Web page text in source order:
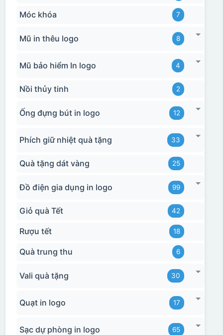
Móc khóa 7
Mũ in thêu logo 8
Mũ bảo hiểm In logo 4
Nồi thủy tinh 2
Ống đựng bút in logo 12
Phích giữ nhiệt quà tặng 33
Quà tặng dát vàng 25
Đồ điện gia dụng in logo 99
Giỏ quà Tết 42
Rượu tết 18
Quà trung thu 6
Vali quà tặng 30
Quạt in logo 17
Sạc dự phòng in logo 65